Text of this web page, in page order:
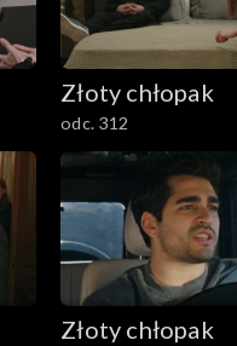
Złoty chłopak
odc. 312
Złoty chłopak